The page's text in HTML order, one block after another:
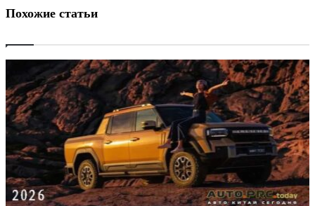
Похожие статьи